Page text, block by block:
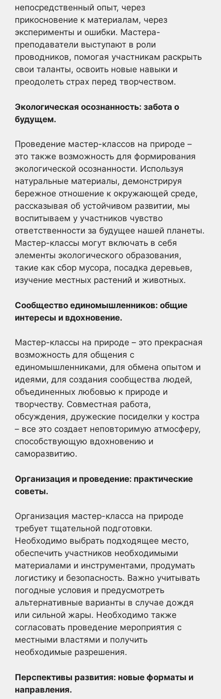
непосредственный опыт, через
прикосновение к материалам, через
эксперименты и ошибки. Мастера-
преподаватели выступают в роли
проводников, помогая участникам раскрыть
свои таланты, освоить новые навыки и
преодолеть страх перед творчеством.
Экологическая осознанность: забота о
будущем.
Проведение мастер-классов на природе –
это также возможность для формирования
экологической осознанности. Используя
натуральные материалы, демонстрируя
бережное отношение к окружающей среде,
рассказывая об устойчивом развитии, мы
воспитываем у участников чувство
ответственности за будущее нашей планеты.
Мастер-классы могут включать в себя
элементы экологического образования,
такие как сбор мусора, посадка деревьев,
изучение местных растений и животных.
Сообщество единомышленников: общие
интересы и вдохновение.
Мастер-классы на природе – это прекрасная
возможность для общения с
единомышленниками, для обмена опытом и
идеями, для создания сообщества людей,
объединенных любовью к природе и
творчеству. Совместная работа,
обсуждения, дружеские посиделки у костра
– все это создает неповторимую атмосферу,
способствующую вдохновению и
саморазвитию.
Организация и проведение: практические
советы.
Организация мастер-класса на природе
требует тщательной подготовки.
Необходимо выбрать подходящее место,
обеспечить участников необходимыми
материалами и инструментами, продумать
логистику и безопасность. Важно учитывать
погодные условия и предусмотреть
альтернативные варианты в случае дождя
или сильной жары. Необходимо также
согласовать проведение мероприятия с
местными властями и получить
необходимые разрешения.
Перспективы развития: новые форматы и
направления.